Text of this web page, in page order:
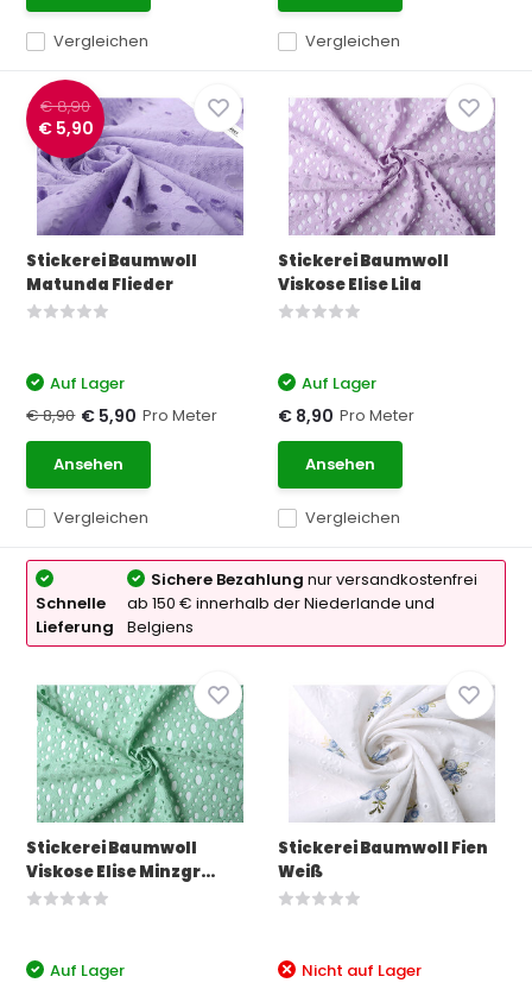
Vergleichen Vergleichen
€ 8,90
€ 5,90
Stickerei Baumwoll
Matunda Flieder
Vergleichen
Auf Lager
€ 8,90 € 5,90 Pro Meter
Ansehen
Stickerei Baumwoll
Viskose Elise Lila
Vergleichen
Auf Lager
€ 8,90 Pro Meter
Ansehen
Schnelle
Lieferung
Sichere Bezahlung nur versandkostenfrei
ab 150 € innerhalb der Niederlande und
Belgiens
Stickerei Baumwoll
Viskose Elise Minzgr...
Auf Lager
Stickerei Baumwoll Fien
Weiß
Nicht auf Lager